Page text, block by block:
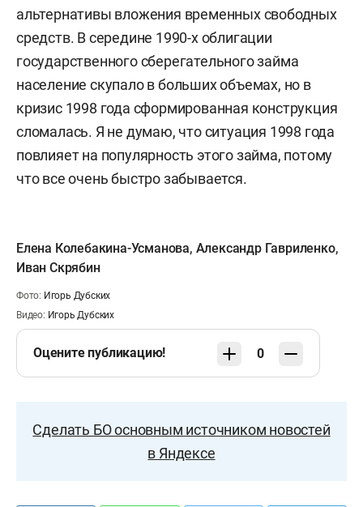
альтернативы вложения временных свободных
средств. В середине 1990-х облигации
государственного сберегательного займа
население скупало в больших объемах, но в
кризис 1998 года сформированная конструкция
сломалась. Я не думаю, что ситуация 1998 года
повлияет на популярность этого займа, потому
что все очень быстро забывается.
Елена Колебакина-Усманова, Александр Гавриленко,
Иван Скрябин
Фото: Игорь Дубских
Видео: Игорь Дубских
Оцените публикацию! 0
Сделать БО основным источником новостей
в Яндексе